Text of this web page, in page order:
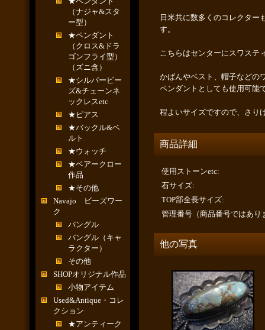
（ナジャ&スタ
ー型）
★ペンダント
（クロス&ドラ
ゴンフライ型）
（ズニ含）
★シルバービー
ズ&チェーンネ
ックレスetc
★ピアス
★バックル&ベ
ルト
★ウォッチ
★ベアークロー
作品
★その他
Navajo ビーズワー
ク
バングル
バングル（キャ
ラクター）
その他
SHOPオリジナル作品
小物アイテム
Used&Antique・コレ
クション
★アンティーク
日米共に数多くのコレクター
す。
こちらはセンターにスワステ
かばんやベスト、帽子などの
ペンダントとしても使用可能
程よいサイズですので、さり
商品詳細
使用ストーンetc:
石サイズ:
TOP部全長サイズ:
管理番号（商品番号ではあり
他の写真